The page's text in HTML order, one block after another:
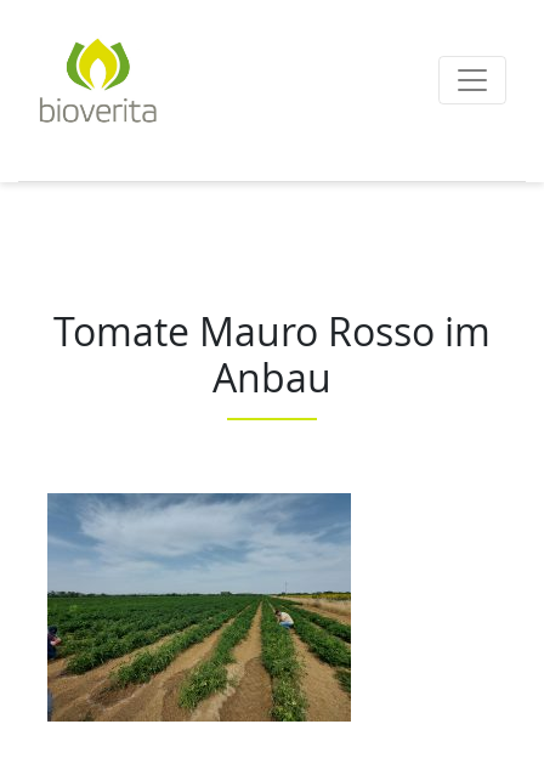
Von der Züchtung bis
Tomate Mauro Rosso im
Anbau